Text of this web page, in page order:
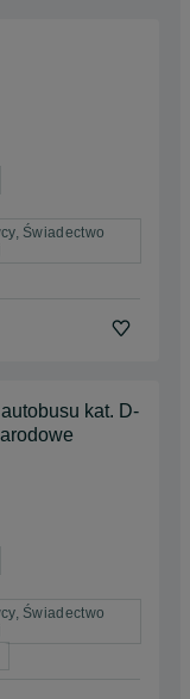
Świadectwo
kat. D-
Świadectwo